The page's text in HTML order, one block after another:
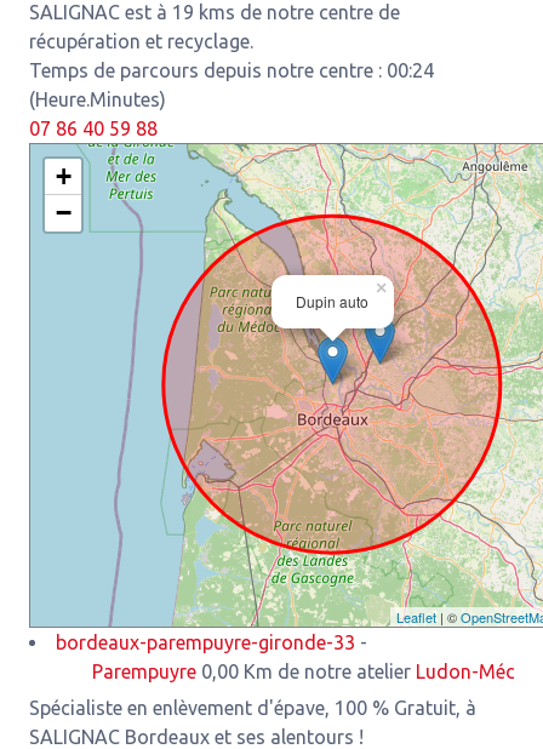
SALIGNAC est à 19 kms de notre centre de
récupération et recyclage.
Temps de parcours depuis notre centre : 00:24
(Heure.Minutes)
07 86 40 59 88
Dupin auto
×
+
−
Leaflet | ©
bordeaux-parempuyre-gironde-33 -
Parempuyre0,00 Km de notre atelierLudon-Médoc
Spécialiste en enlèvement d'épave, 100 % Gratuit, à
SALIGNAC Bordeaux et ses alentours !